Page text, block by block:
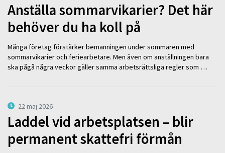
Anställa sommarvikarier? Det här
behöver du ha koll på
Många företag förstärker bemanningen under sommaren med
sommarvikarier och feriearbetare. Men även om anställningen bara
ska pågå några veckor gäller samma arbetsrättsliga regler som …
22 maj 2026
Laddel vid arbetsplatsen – blir
permanent skattefri förmån